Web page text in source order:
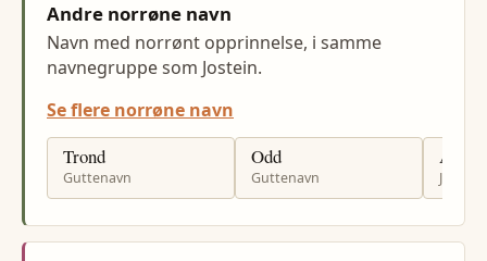
Andre norrøne navn
Navn med norrønt opprinnelse, i samme
navnegruppe som Jostein.
Se flere norrøne navn
Trond
Guttenavn
Odd
Guttenavn
Astrid